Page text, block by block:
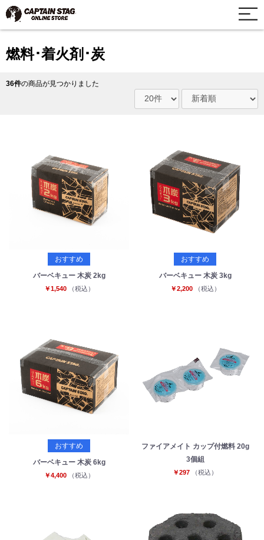
燃料･着火剤･炭
36件の商品が見つかりました
おすすめ
バーベキュー 木炭 2kg
￥1,540 （税込）
おすすめ
バーベキュー 木炭 3kg
￥2,200 （税込）
おすすめ
バーベキュー 木炭 6kg
￥4,400 （税込）
ファイアメイト カップ付燃料 20g
3個組
￥297 （税込）